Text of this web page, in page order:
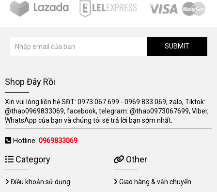
SUBMIT
Shop Đây Rồi
Xin vui lòng liên hệ SĐT: 0973.067.699 - 0969.833.069, zalo, Tiktok:
@thao0969833069, facebook, telegram: @thao0973067699, Viber,
WhatsApp của bạn và chúng tôi sẽ trả lời bạn sớm nhất.
Hotline: 0969833069
Category
Điều khoản sử dụng
Other
Giao hàng & vận chuyển